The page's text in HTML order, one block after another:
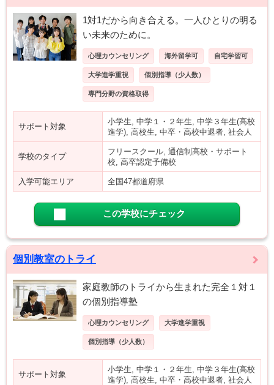
1対1だから向き合える。一人ひとりの明る
い未来のために。
心理カウンセリング 海外留学可 自宅学習可
大学進学重視 個別指導（少人数）
専門分野の資格取得
サポート対象
小学生, 中学１・２年生, 中学３年生(高校
進学), 高校生, 中卒・高校中退者, 社会人
学校のタイプ
フリースクール, 通信制高校・サポート
校, 高卒認定予備校
入学可能エリア 全国47都道府県
この学校にチェック
個別教室のトライ
家庭教師のトライから生まれた完全１対１
の個別指導塾
心理カウンセリング 大学進学重視
個別指導（少人数）
サポート対象
小学生, 中学１・２年生, 中学３年生(高校
進学), 高校生, 中卒・高校中退者, 社会人